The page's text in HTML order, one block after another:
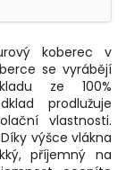
koberec v
se vyrábějí
ze 100%
prodlužuje
vlastnosti.
výšce vlákna
příjemný na